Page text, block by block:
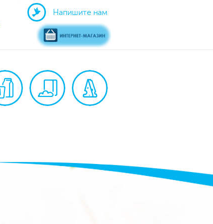
Напишите нам